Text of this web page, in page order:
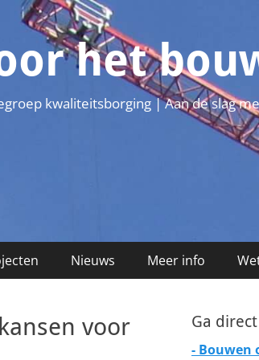
het
kwaliteitsborging | Aan de slag
Nieuws Meer info
voor
Ga
- Bouwen